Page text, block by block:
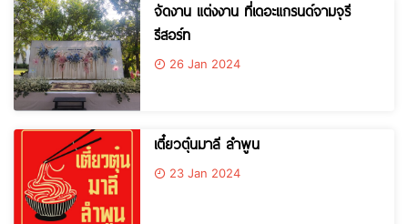
จัดงาน แต่งงาน ที่เดอะแกรนด์จามจุรี
รีสอร์ท
26 Jan 2024
เตี๋ยวตุ๋นมาลี ลำพูน
23 Jan 2024